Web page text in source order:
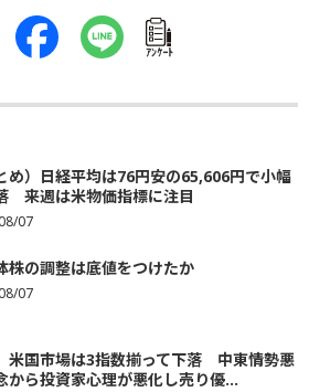
ｱﾝｹｰﾄ
め）日経平均は76円安の65,606円で小幅
来週は米物価指標に注目
07
株の調整は底値をつけたか
07
米国市場は3指数揃って下落 中東情勢悪
から投資家心理が悪化し売り優...